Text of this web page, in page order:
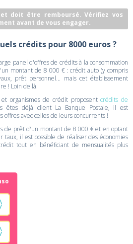
doit être remboursé. Vérifiez vos
avant de vous engager.
crédits pour 8000 euros ?
panel d'offres de crédits à la consommation
montant de 8 000 € : crédit auto (y compris
prêt personnel... mais cet établissement
! Loin de là.
organismes de crédit proposentcrédits de
déjà client La Banque Postale, il est
avec celles de leurs concurrents !
de prêt d'un montant de 8 000 € et en optant
taux, il est possible de réaliser des économies
tout en bénéficiant de mensualités plus